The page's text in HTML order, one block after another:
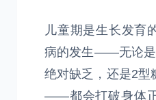
儿童期是生长发育
病的发生——无论是
绝对缺乏，还是2型
——都会打破身体